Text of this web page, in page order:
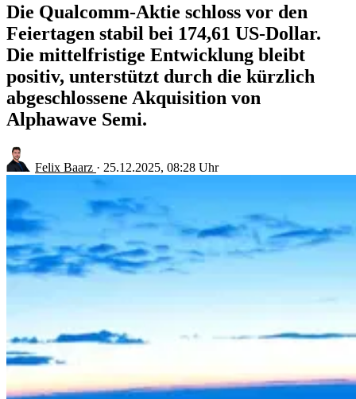
Die Qualcomm-Aktie schloss vor den
Feiertagen stabil bei 174,61 US-Dollar.
Die mittelfristige Entwicklung bleibt
positiv, unterstützt durch die kürzlich
abgeschlossene Akquisition von
Alphawave Semi.
Felix Baarz · 25.12.2025, 08:28 Uhr